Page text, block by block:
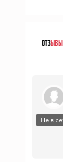
ОТЗ
Не в